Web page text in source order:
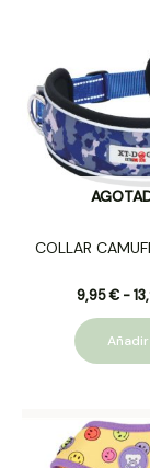
COLLAR
9,95€ -
Añadir